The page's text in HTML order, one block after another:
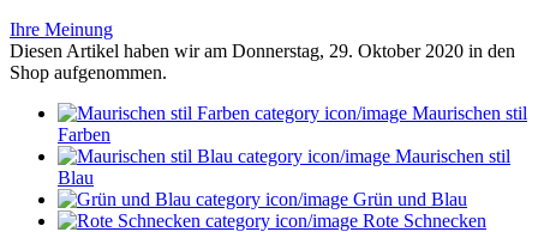
Ihre Meinung
Diesen Artikel haben wir am Donnerstag, 29. Oktober 2020 in den
Shop aufgenommen.
Maurischen stil
Farben
Maurischen stil
Blau
Grün und Blau
Rote Schnecken